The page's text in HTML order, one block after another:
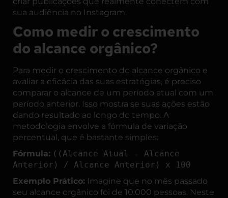
sua audiência no Instagram.
Como medir o crescimento
do alcance orgânico?
Para medir o crescimento do alcance orgânico e
avaliar a eficácia das suas estratégias, é preciso
comparar o alcance de um período atual com um
período anterior. Isso mostra se suas ações estão
dando resultado ao longo do tempo. A
metodologia envolve a fórmula de variação
percentual, que é bastante simples:
Fórmula: ((Alcance Atual - Alcance
Anterior) / Alcance Anterior) x 100
Exemplo Prático: Imagine que no mês passado
seu alcance orgânico foi de 10.000 pessoas. Neste